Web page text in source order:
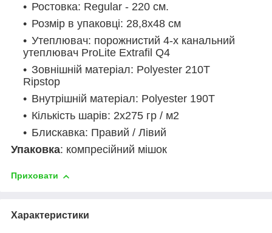
Ростовка: Regular - 220 см.
Розмір в упаковці: 28,8х48 см
Утеплювач: порожнистий 4-х канальний
утеплювач ProLite Extrafil Q4
Зовнішній матеріал: Polyester 210T
Ripstop
Внутрішній матеріал: Polyester 190T
Кількість шарів: 2х275 гр / м2
Блискавка: Правий / Лівий
Упаковка: компресійний мішок
Приховати
Характеристики